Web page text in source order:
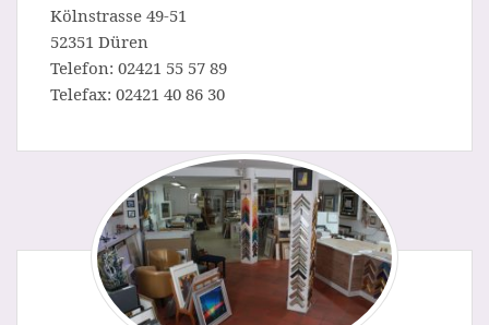
Kölnstrasse 49-51
52351 Düren
Telefon: 02421 55 57 89
Telefax: 02421 40 86 30